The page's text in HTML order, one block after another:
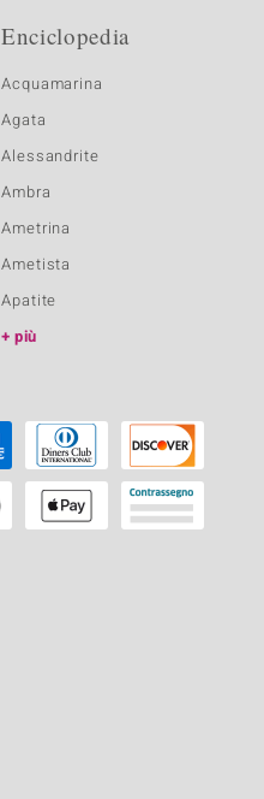
Enciclopedia
Acquamarina
Agata
Alessandrite
Ambra
Ametrina
Ametista
Apatite
più